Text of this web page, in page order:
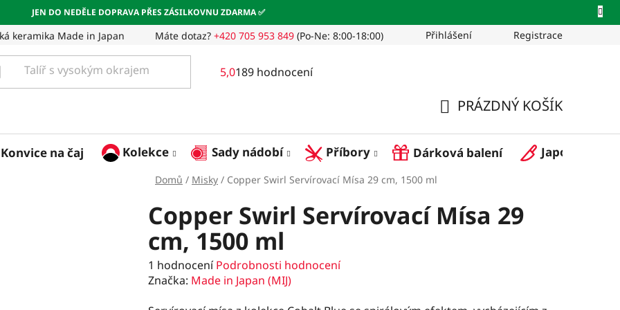
JEN DO NEDĚLE DOPRAVA PŘES ZÁSILKOVNU ZDARMA ✅
keramika Made in Japan Máte dotaz? +420 705 953 849 (Po-Ne: 8:00-18:00) Pro restaurace
Přihlášení Registrace
5,0Průměrné
5,0
z
5
hvězdiček.
189 hodnocení
KOŠÍK
PRÁZDNÝ KOŠÍK
Konvice na čaj Kolekce Sady nádobí Příbory Dárková balení Japonské
Domů / Misky / Copper Swirl Servírovací Mísa 29 cm, 1500 ml
Copper Swirl Servírovací Mísa 29
cm, 1500 ml
Průměrné
hodnocení
1 hodnocení Podrobnosti hodnocení
Značka: Made in Japan (MIJ)